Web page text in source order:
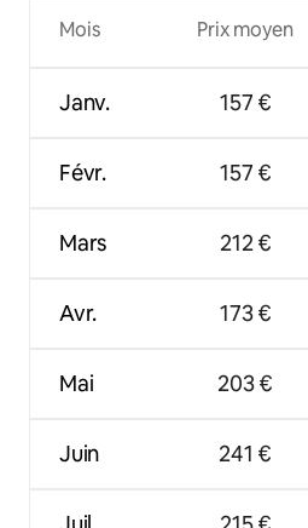
Mois
Janv.
Févr.
Mars
Avr.
Mai
Juin
Prix moyen
157 €
157 €
212 €
173 €
203 €
241 €